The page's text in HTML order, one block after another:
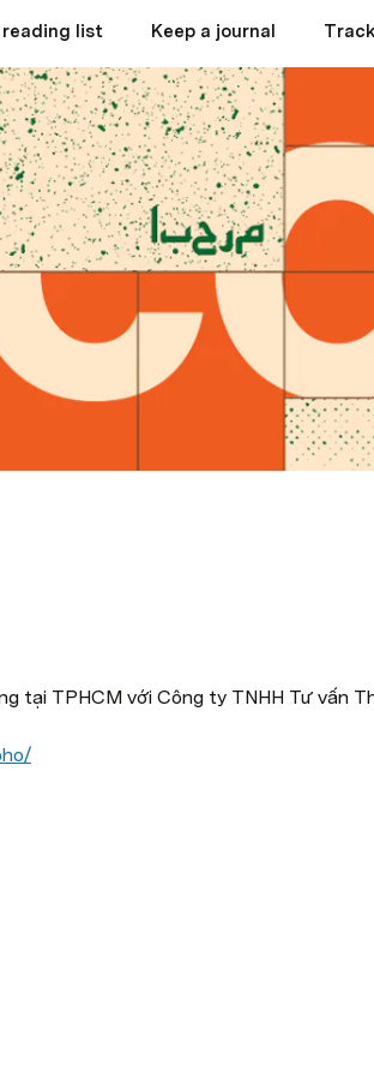
reading list Keep a journal
tại TPHCM với Công ty TNHH Tư vấn